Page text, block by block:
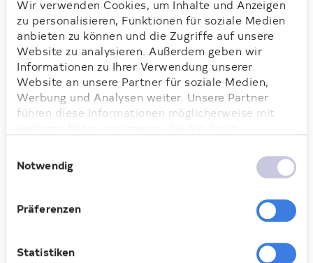
Wir verwenden Cookies, um Inhalte und Anzeigen
zu personalisieren, Funktionen für soziale Medien
anbieten zu können und die Zugriffe auf unsere
Website zu analysieren. Außerdem geben wir
Informationen zu Ihrer Verwendung unserer
Website an unsere Partner für soziale Medien,
Werbung und Analysen weiter. Unsere Partner
führen diese Informationen möglicherweise mit
Nutzung der Dienste gesammelt haben. Weitere
Informationen dazu finden Sie hier.
Notwendig
Präferenzen
Statistiken
sich über Ferienpässe freuen: verteilt
wurden sie bei Sommerfesten, über
Jugendclubs, Nachbarschaftstreffs oder
direkt durch Bewirtschafter:innen,
Vermieter:innen oder
Objektbetreuer:innen.